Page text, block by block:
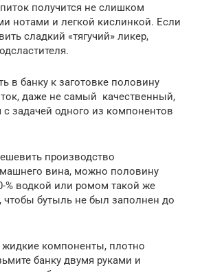
получится не слишком
нотами и легкой кислинкой. Если
сладкий «тягучий» ликер,
в банку к заготовке половину
даже не самый качественный,
с задачей одного из компонентов
производство
вина, можно половину
% водкой или ромом такой же
чтобы бутыль не был заполнен до
компоненты, плотно
банку двумя руками и